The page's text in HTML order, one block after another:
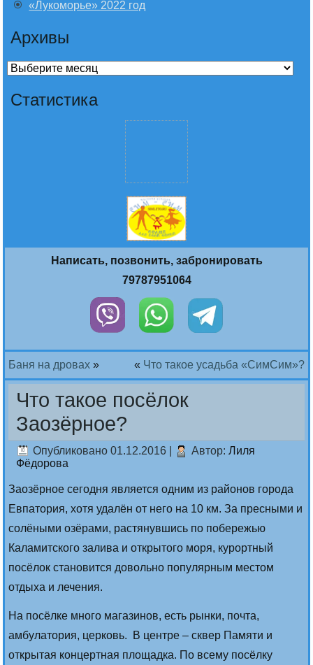
«Лукоморье» 2022 год
Архивы
Архивы
Статистика
Написать, позвонить, забронировать
79787951064
Баня на дровах » « Что такое усадьба «СимСим»?
Что такое посёлок
Заозёрное?
Опубликовано 01.12.2016 Автор: Лиля
Фёдорова
Заозёрное сегодня является одним из районов города
Евпатория, хотя удалён от него на 10 км. За пресными и
солёными озёрами, растянувшись по побережью
Каламитского залива и открытого моря, курортный
посёлок становится довольно популярным местом
отдыха и лечения.
На посёлке много магазинов, есть рынки, почта,
амбулатория, церковь. В центре – сквер Памяти и
открытая концертная площадка. По всему посёлку